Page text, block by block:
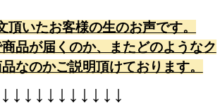
頂いたお客様の生のお声です。
品が届くのか、またどのようなク
なのかご説明頂けております。
↓ ↓ ↓ ↓ ↓ ↓ ↓ ↓ ↓ ↓ ↓